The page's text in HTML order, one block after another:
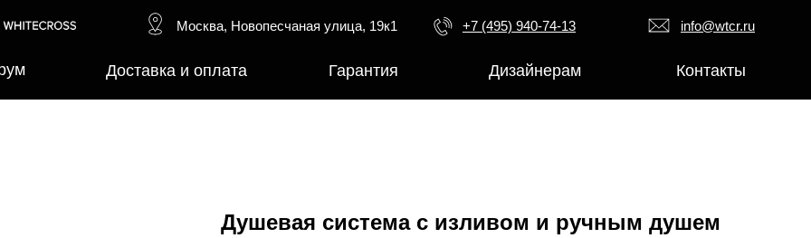
Москва, Новопесчаная улица, 19к1 +7 (495) 940-74-13 info@wtcr.ru
Доставка и оплата Гарантия Дизайнерам Контакты
Душевая система с изливом и ручным душем